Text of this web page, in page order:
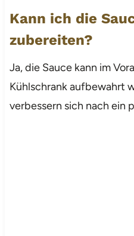
Kann ich die
zubereiten?
Ja, die Sauce kann im
Kühlschrank aufbewahrt
verbessern sich nach ein